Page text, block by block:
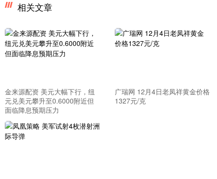
相关文章
金来源配资 美元大幅下行，纽
元兑美元攀升至0.6000附近但
面临降息预期压力
广瑞网 12月4日老凤祥黄金价格
1327元/克